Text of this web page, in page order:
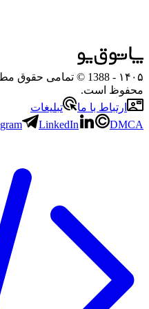
۱۴۰۵
- 1388 © تمامی
محفوظ است.
ارتباط با ما
تبلیغات
LinkedIn DMCA